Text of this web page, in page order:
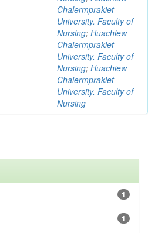
Chalermprakiet
University. Faculty of
Nursing; Huachiew
Chalermprakiet
University. Faculty of
Nursing; Huachiew
Chalermprakiet
University. Faculty of
Nursing
1
1